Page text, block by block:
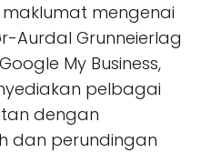
mengenai
Aurdal Grunneierlag
My Business,
pelbagai
dengan
dan perundingan